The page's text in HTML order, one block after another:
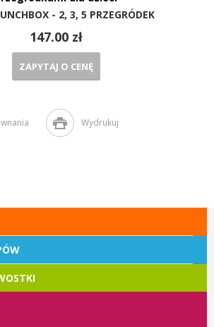
- 2, 3, 5 PRZEGRÓDEK
147.00 zł
ZAPYTAJ O CENĘ
Wydrukuj